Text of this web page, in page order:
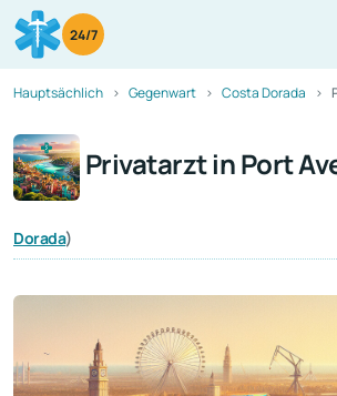
24/7
Hauptsächlich Gegenwart Costa Dorada
Privatarzt in Port
Dorada)